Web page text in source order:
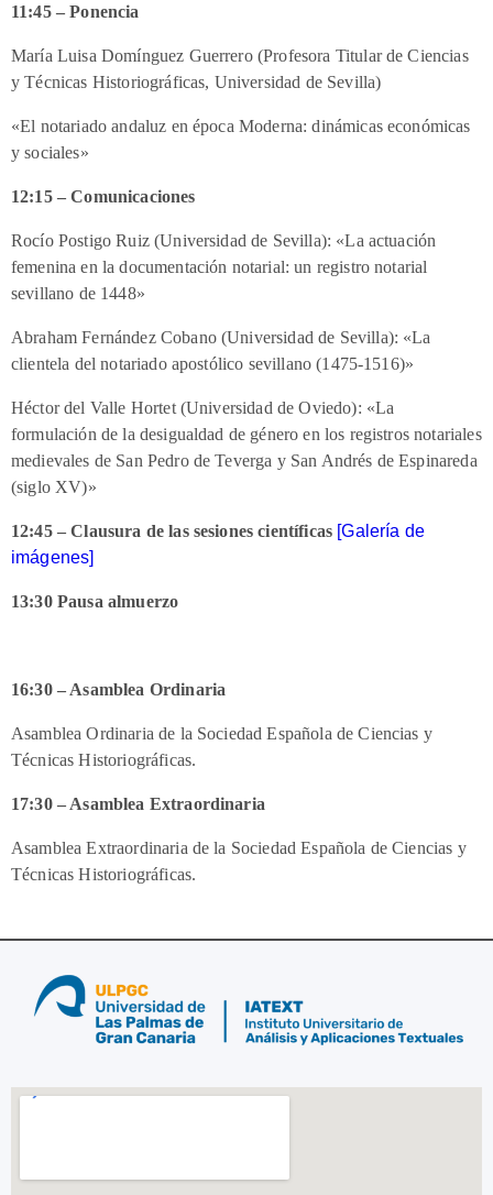
11:45 – Ponencia
María Luisa Domínguez Guerrero (Profesora Titular de Ciencias
y Técnicas Historiográficas, Universidad de Sevilla)
«El notariado andaluz en época Moderna: dinámicas económicas
y sociales»
12:15 – Comunicaciones
Rocío Postigo Ruiz (Universidad de Sevilla): «La actuación
femenina en la documentación notarial: un registro notarial
sevillano de 1448»
Abraham Fernández Cobano (Universidad de Sevilla): «La
clientela del notariado apostólico sevillano (1475-1516)»
Héctor del Valle Hortet (Universidad de Oviedo): «La
formulación de la desigualdad de género en los registros notariales
medievales de San Pedro de Teverga y San Andrés de Espinareda
(siglo XV)»
12:45 – Clausura de las sesiones científicas [Galería de
imágenes]
13:30 Pausa almuerzo
16:30 – Asamblea Ordinaria
Asamblea Ordinaria de la Sociedad Española de Ciencias y
Técnicas Historiográficas.
17:30 – Asamblea Extraordinaria
Asamblea Extraordinaria de la Sociedad Española de Ciencias y
Técnicas Historiográficas.